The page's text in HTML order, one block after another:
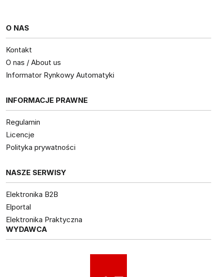
O NAS
Kontakt
O nas / About us
Informator Rynkowy Automatyki
INFORMACJE PRAWNE
Regulamin
Licencje
Polityka prywatności
NASZE SERWISY
Elektronika B2B
Elportal
Elektronika Praktyczna
WYDAWCA